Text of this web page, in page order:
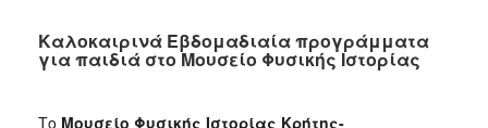
2022
2020
Καλοκαιρινά Εβδομαδιαία προγράμματα
για παιδιά στο Μουσείο Φυσικής Ιστορίας
Το Μουσείο Φυσικής Ιστορίας Κρήτης-